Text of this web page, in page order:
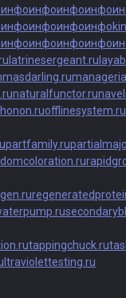
инфоинфоинфоинфо
инфоинфоинфоинфо
инфоинфоинфоинфо
latrinesergeant.ru
naturalfunctor.ru
offlinesystem.ru
partfamily.ru
tappingchuck.ru